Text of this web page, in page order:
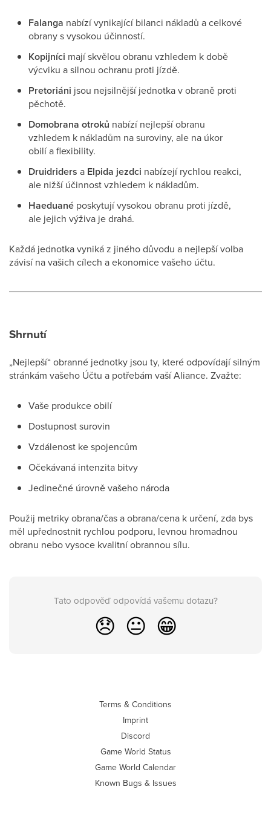
Falanga nabízí vynikající bilanci nákladů a celkové
obrany s vysokou účinností.
Kopijníci mají skvělou obranu vzhledem k době
výcviku a silnou ochranu proti jízdě.
Pretoriáni jsou nejsilnější jednotka v obraně proti
pěchotě.
Domobrana otroků nabízí nejlepší obranu
vzhledem k nákladům na suroviny, ale na úkor
obilí a flexibility.
Druidriders a Elpida jezdci nabízejí rychlou reakci,
ale nižší účinnost vzhledem k nákladům.
Haeduané poskytují vysokou obranu proti jízdě,
ale jejich výživa je drahá.
Každá jednotka vyniká z jiného důvodu a nejlepší volba
závisí na vašich cílech a ekonomice vašeho účtu.
Shrnutí
„Nejlepší“ obranné jednotky jsou ty, které odpovídají silným
stránkám vašeho Účtu a potřebám vaší Aliance. Zvažte:
Vaše produkce obilí
Dostupnost surovin
Vzdálenost ke spojencům
Očekávaná intenzita bitvy
Jedinečné úrovně vašeho národa
Použij metriky obrana/čas a obrana/cena k určení, zda bys
měl upřednostnit rychlou podporu, levnou hromadnou
obranu nebo vysoce kvalitní obrannou sílu.
Tato odpověď odpovídá vašemu dotazu?
😞 😐 😁
Terms & Conditions
Imprint
Discord
Game World Status
Game World Calendar
Known Bugs & Issues